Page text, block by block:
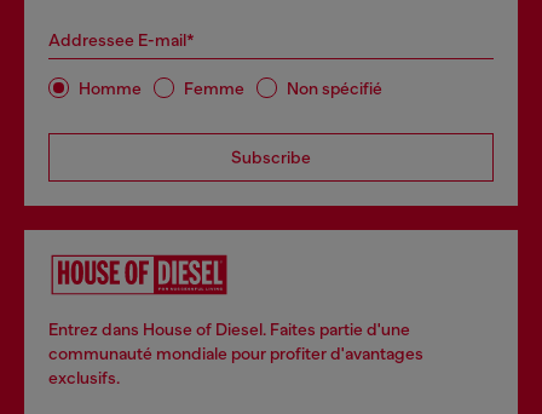
Addressee E-mail*
Homme Femme Non spécifié
Subscribe
Entrez dans House of Diesel. Faites partie d'une
communauté mondiale pour profiter d'avantages
exclusifs.